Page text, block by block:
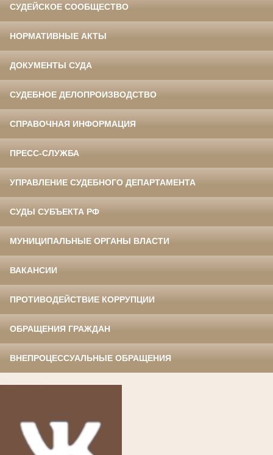
СУДЕЙСКОЕ СООБЩЕСТВО
НОРМАТИВНЫЕ АКТЫ
ДОКУМЕНТЫ СУДА
СУДЕБНОЕ ДЕЛОПРОИЗВОДСТВО
СПРАВОЧНАЯ ИНФОРМАЦИЯ
ПРЕСС-СЛУЖБА
УПРАВЛЕНИЕ СУДЕБНОГО ДЕПАРТАМЕНТА
СУДЫ СУБЪЕКТА РФ
МУНИЦИПАЛЬНЫЕ ОРГАНЫ ВЛАСТИ
ВАКАНСИИ
ПРОТИВОДЕЙСТВИЕ КОРРУПЦИИ
ОБРАЩЕНИЯ ГРАЖДАН
ВНЕПРОЦЕССУАЛЬНЫЕ ОБРАЩЕНИЯ